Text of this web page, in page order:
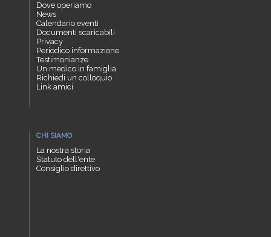
Dove operiamo
News
Calendario eventi
Documenti scaricabili
Privacy
Periodico informazione
Testimonianze
Un medico in famiglia
Richiedi un colloquio
Link amici
CHI SIAMO
La nostra storia
Statuto dell'ente
Consiglio direttivo